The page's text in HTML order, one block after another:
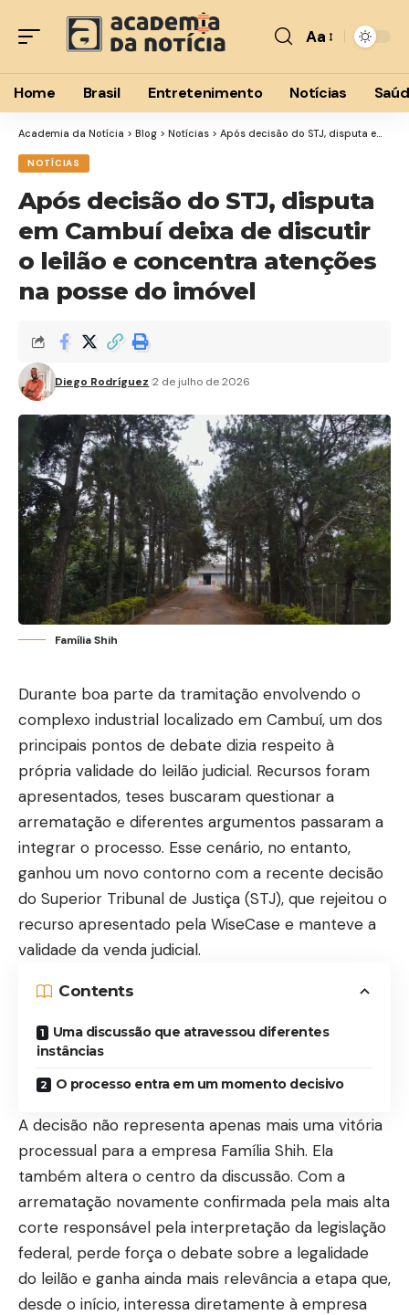
Font
Resizer
Aa
Home Brasil Entretenimento Notícias
Academia da Notícia > Blog > Notícias > Após decisão do STJ, disputa em Cambuí deixa de discutir o leilão e concentra atenções na posse do imóvel
NOTÍCIAS
Após decisão do STJ, disputa
em Cambuí deixa de discutir
o leilão e concentra atenções
na posse do imóvel
Diego Rodríguez 2 de julho de 2026
Família Shih
Durante boa parte da tramitação envolvendo o
complexo industrial localizado em Cambuí, um dos
principais pontos de debate dizia respeito à
própria validade do leilão judicial. Recursos foram
apresentados, teses buscaram questionar a
arrematação e diferentes argumentos passaram a
integrar o processo. Esse cenário, no entanto,
ganhou um novo contorno com a recente decisão
do Superior Tribunal de Justiça (STJ), que rejeitou o
recurso apresentado pela WiseCase e manteve a
validade da venda judicial.
Contents
Uma discussão que atravessou diferentes
instâncias
O processo entra em um momento decisivo
A decisão não representa apenas mais uma vitória
processual para a empresa Família Shih. Ela
também altera o centro da discussão. Com a
arrematação novamente confirmada pela mais alta
corte responsável pela interpretação da legislação
federal, perde força o debate sobre a legalidade
do leilão e ganha ainda mais relevância a etapa que,
desde o início, interessa diretamente à empresa